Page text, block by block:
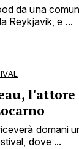
da una
Reykjavik, e ...
domani
dove ...